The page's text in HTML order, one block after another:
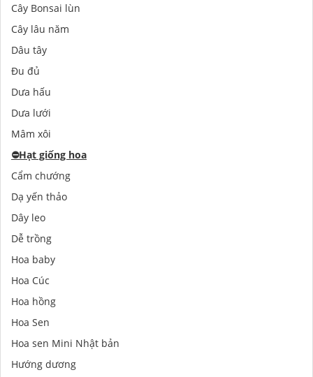
Cây Bonsai lùn
Cây lâu năm
Dâu tây
Đu đủ
Dưa hấu
Dưa lưới
Mâm xôi
⛔️Hạt giống hoa
Cẩm chướng
Dạ yến thảo
Dây leo
Dễ trồng
Hoa baby
Hoa Cúc
Hoa hồng
Hoa Sen
Hoa sen Mini Nhật bản
Hướng dương